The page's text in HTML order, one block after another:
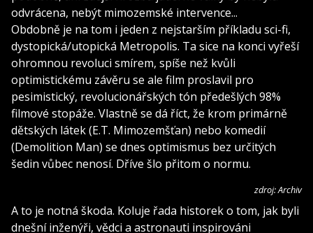
odvrácena, nebýt mimozemské intervence...
Obdobně je na tom i jeden z nejstarším příkladu sci-fi,
dystopická/utopická Metropolis. Ta sice na konci vyřeší
ohromnou revoluci smírem, spíše než kvůli
optimistickému závěru se ale film proslavil pro
pesimistický, revolucionářských tón předešlých 98%
filmové stopáže. Vlastně se dá říct, že krom primárně
dětských látek (E.T. Mimozemšťan) nebo komedií
(Demolition Man) se dnes optimismus bez určitých
šedin vůbec nenosí. Dříve šlo přitom o normu.
zdroj: Archiv
A to je notná škoda. Koluje řada historek o tom, jak byli
dnešní inženýři, vědci a astronauti inspirováni